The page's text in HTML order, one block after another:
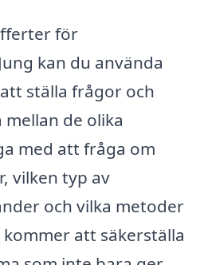
för
kan du använda
ställa frågor och
de olika
med att fråga om
vilken typ av
och vilka metoder
att säkerställa